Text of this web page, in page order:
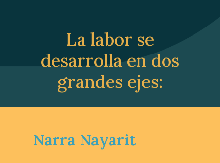
La labor se
desarrolla en dos
grandes ejes:
Narra Nayarit